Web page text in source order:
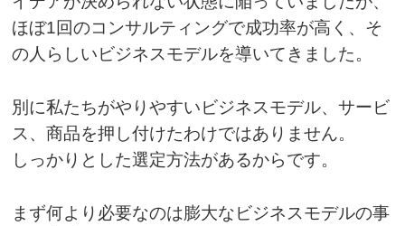
ほぼ1回のコンサルティングで成功率が高く、そ
の人らしいビジネスモデルを導いてきました。
別に私たちがやりやすいビジネスモデル、サービ
ス、商品を押し付けたわけではありません。
しっかりとした選定方法があるからです。
まず何より必要なのは膨大なビジネスモデルの事